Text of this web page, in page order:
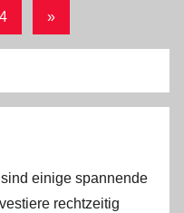
Nächste
»
einige spannende
rechtzeitig